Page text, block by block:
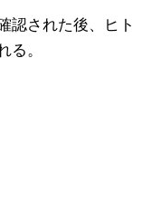
認された後、ヒト
る。